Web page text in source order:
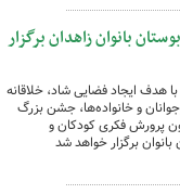
بانوان زاهدان برگزار
هدف ایجاد فضایی شاد، خلاقانه
و خانواده‌ها، جشن بزرگ
پرورش فکری کودکان و
برگزار خواهد شد